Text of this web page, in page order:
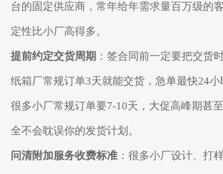
台的固定供应商，常年给年需求量百万级的
定性比小厂高得多。
提前约定交货周期 ：签合同前一定要把交货
纸箱厂常规订单3天就能交货，急单最快24
很多小厂常规订单要7-10天，大促高峰期甚
全不会耽误你的发货计划。
问清附加服务收费标准 ：很多小厂设计、打